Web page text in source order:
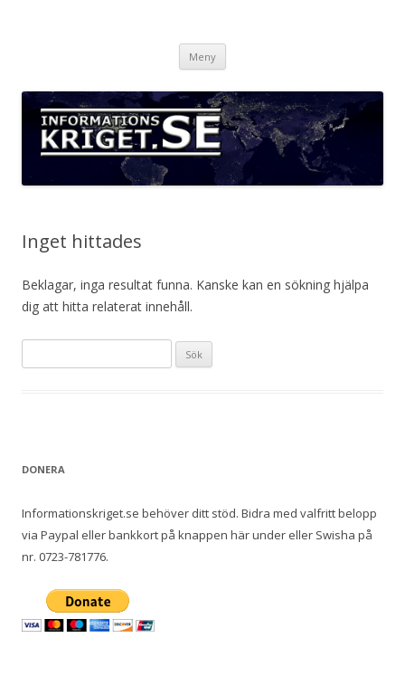
Meny
Inget hittades
Beklagar, inga resultat funna. Kanske kan en sökning hjälpa
dig att hitta relaterat innehåll.
ö
DONERA
Informationskriget.se behöver ditt stöd. Bidra med valfritt belopp
via Paypal eller bankkort på knappen här under eller Swisha på
nr. 0723-781776.